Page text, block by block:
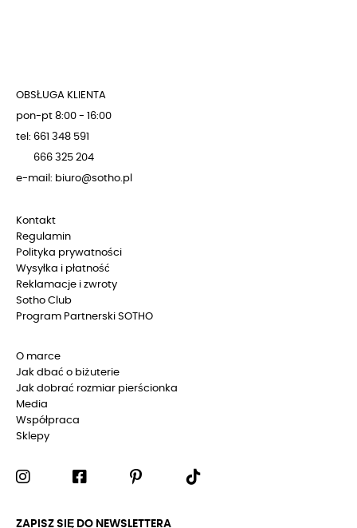
OBSŁUGA KLIENTA
pon-pt 8:00 - 16:00
tel: 661 348 591
666 325 204
e-mail: biuro@sotho.pl
Kontakt
Regulamin
Polityka prywatności
Wysyłka i płatność
Reklamacje i zwroty
Sotho Club
Program Partnerski SOTHO
O marce
Jak dbać o biżuterie
Jak dobrać rozmiar pierścionka
Media
Współpraca
Sklepy
ZAPISZ SIĘ DO NEWSLETTERA